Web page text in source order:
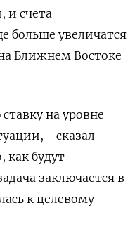
и счета
больше увеличатся
Ближнем Востоке
на ​уровне
- сказал
как будут
заключается в
к целевому